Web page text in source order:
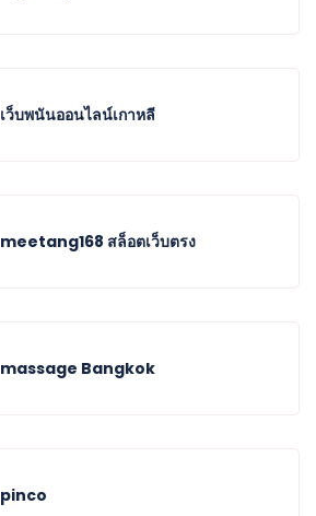
เว็บพนันออนไลน์เกาหลี
meetang168 สล็อตเว็บตรง
massage Bangkok
pinco